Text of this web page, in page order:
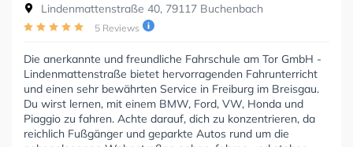
Lindenmattenstraße 40, 79117 Buchenbach
5 Reviews
Die anerkannte und freundliche Fahrschule am Tor GmbH -
Lindenmattenstraße bietet hervorragenden Fahrunterricht
und einen sehr bewährten Service in Freiburg im Breisgau.
Du wirst lernen, mit einem BMW, Ford, VW, Honda und
Piaggio zu fahren. Achte darauf, dich zu konzentrieren, da
reichlich Fußgänger und geparkte Autos rund um die